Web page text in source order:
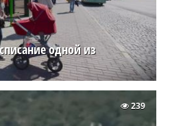
одной из
239